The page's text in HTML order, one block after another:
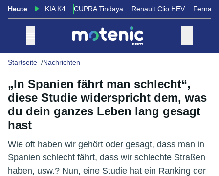
Heute KIA K4 CUPRA Tindaya Renault Clio HEV
Startseite Nachrichten
„In Spanien fährt man schlecht“,
diese Studie widerspricht dem, was
du dein ganzes Leben lang gesagt
hast
Wie oft haben wir gehört oder gesagt, dass man in
Spanien schlecht fährt, dass wir schlechte Straßen
haben, usw.? Nun, eine Studie hat ein Ranking der